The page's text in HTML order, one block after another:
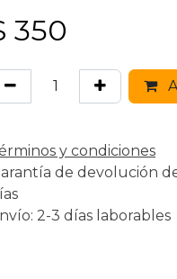
350
y condiciones
de devolución
2-3 días laborables